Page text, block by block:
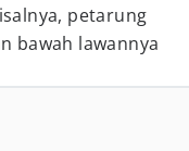
petarung
bawah lawannya